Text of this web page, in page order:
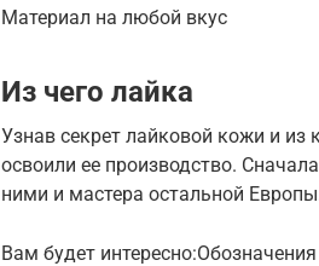
Материал на любой вкус
Из чего лайка
Узнав секрет лайковой кожи и
освоили ее производство.
ними и мастера остальной
Вам будет